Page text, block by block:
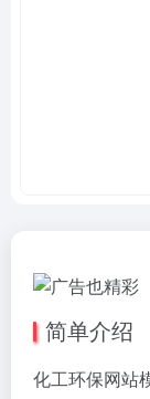
简单介绍
化工环保网站